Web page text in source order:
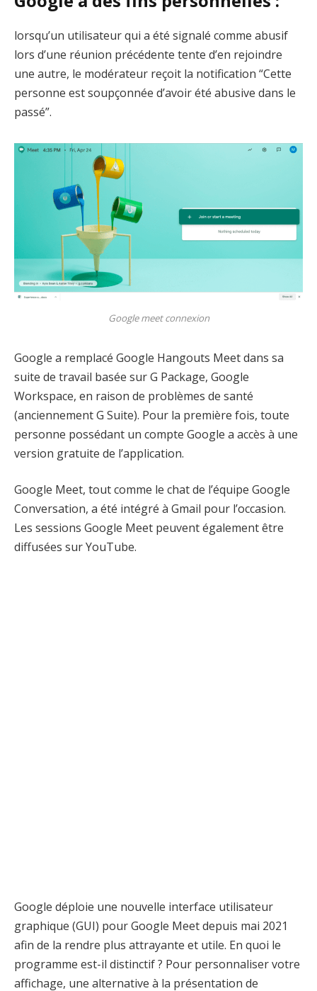
lorsqu’un utilisateur qui a été signalé comme abusif
lors d’une réunion précédente tente d’en rejoindre
une autre, le modérateur reçoit la notification “Cette
personne est soupçonnée d’avoir été abusive dans le
passé”.
Google meet connexion
Google a remplacé Google Hangouts Meet dans sa
suite de travail basée sur G Package, Google
Workspace, en raison de problèmes de santé
(anciennement G Suite). Pour la première fois, toute
personne possédant un compte Google a accès à une
version gratuite de l’application.
Google Meet, tout comme le chat de l’équipe Google
Conversation, a été intégré à Gmail pour l’occasion.
Les sessions Google Meet peuvent également être
diffusées sur YouTube.
Google déploie une nouvelle interface utilisateur
graphique (GUI) pour Google Meet depuis mai 2021
afin de la rendre plus attrayante et utile. En quoi le
programme est-il distinctif ? Pour personnaliser votre
affichage, une alternative à la présentation de